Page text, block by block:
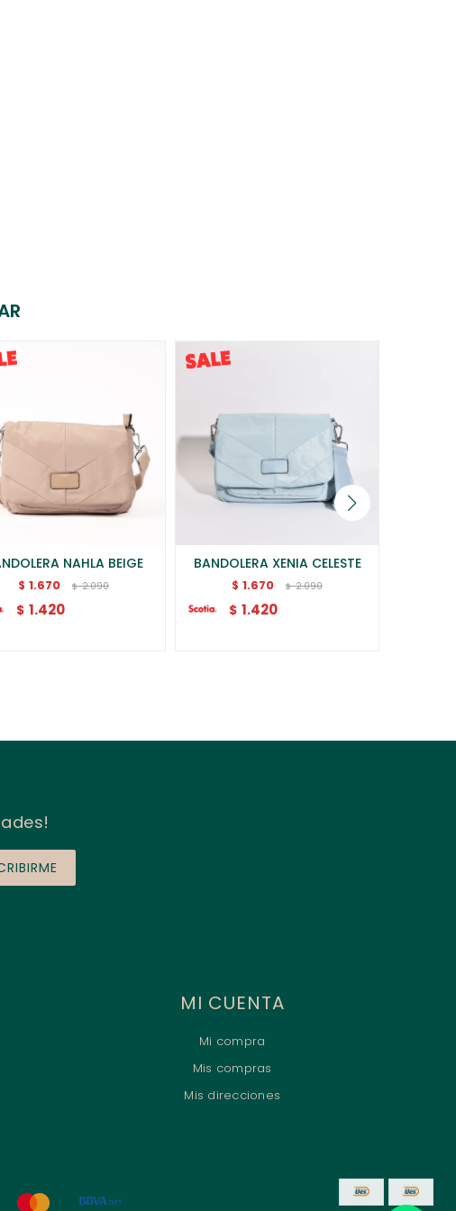
NAHLA BEIGE
$ 1.670 $ 2.090
$ 1.420
BANDOLERA XENIA CELESTE
$ 1.670 $ 2.090
$ 1.420
MI CUENTA
Mi compra
Mis compras
Mis direcciones